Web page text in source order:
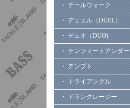
・ テールウォーク
・ デュエル（DUEL）
・ デュオ（DUO)
・ テンフィートアンダー
・ テンプト
・ トライアングル
・ ドランクレージー